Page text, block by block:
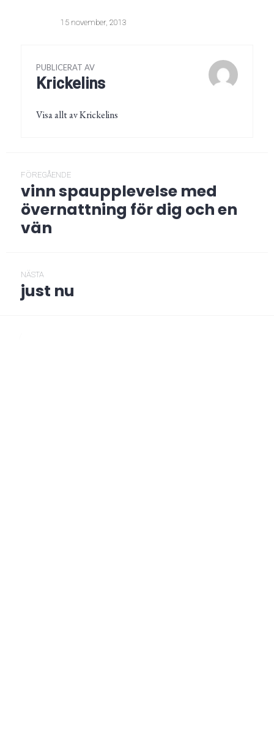
15 november, 2013
PUBLICERAT AV
Krickelins
Visa allt av Krickelins
FÖREGÅENDE
Föregående
post:
vinn spaupplevelse med
övernattning för dig och en
vän
NÄSTA
Nästa
post:
just nu